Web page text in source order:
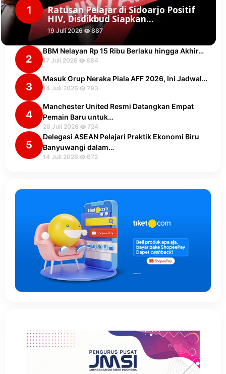
1 Ratusan Pelajar di Sidoarjo Positif
HIV, Disdikbud Siapkan…
19 Juli 2026 887
2
BBM Nelayan Rp 15 Ribu Berlaku hingga Akhir…
17 Juli 2026 884
3
Masuk Grup Neraka Piala AFF 2026, Ini Jadwal…
14 Juli 2026 793
4
Manchester United Resmi Datangkan Empat
Pemain Baru untuk…
28 Juli 2026 724
5
Delegasi ASEAN Pelajari Praktik Ekonomi Biru
Banyuwangi dalam…
14 Juli 2026 672